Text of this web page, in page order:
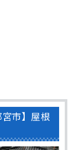
市】屋根